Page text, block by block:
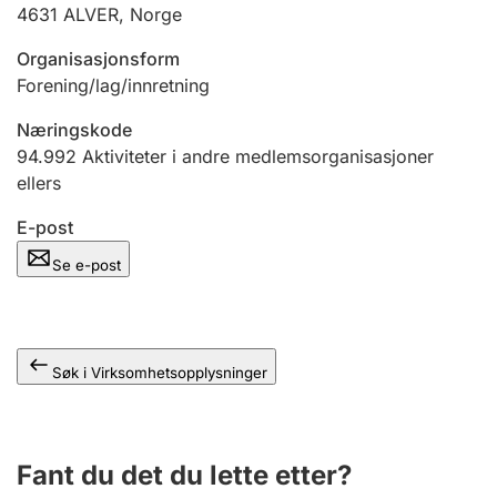
Ektepaktveileder
4631 ALVER, Norge
Organisasjonsform
Forening/lag/innretning
Næringskode
94.992 Aktiviteter i andre medlemsorganisasjoner
ellers
E-post
Se e-post
Søk i Virksomhetsopplysninger
Fant du det du lette etter?